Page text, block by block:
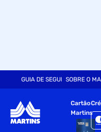
GUIA DE SEGURANÇA
SOBRE O
Cartão
Martins